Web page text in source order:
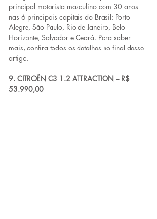
principal motorista masculino com 30 anos
nas 6 principais capitais do Brasil: Porto
Alegre, São Paulo, Rio de Janeiro, Belo
Horizonte, Salvador e Ceará. Para saber
mais, confira todos os detalhes no final desse
artigo.
9. CITROËN C3 1.2 ATTRACTION – R$
53.990,00